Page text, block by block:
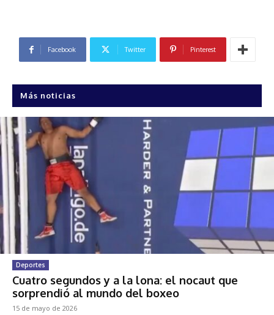
Facebook Twitter Pinterest
Más noticias
Deportes
Cuatro segundos y a la lona: el nocaut que
sorprendió al mundo del boxeo
15 de mayo de 2026